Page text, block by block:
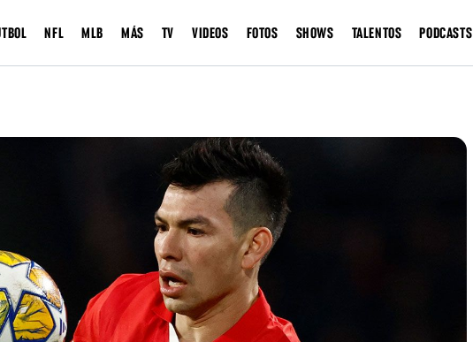
NFL MLB MÁS TV VIDEOS FOTOS SHOWS TALENTOS PODCASTS